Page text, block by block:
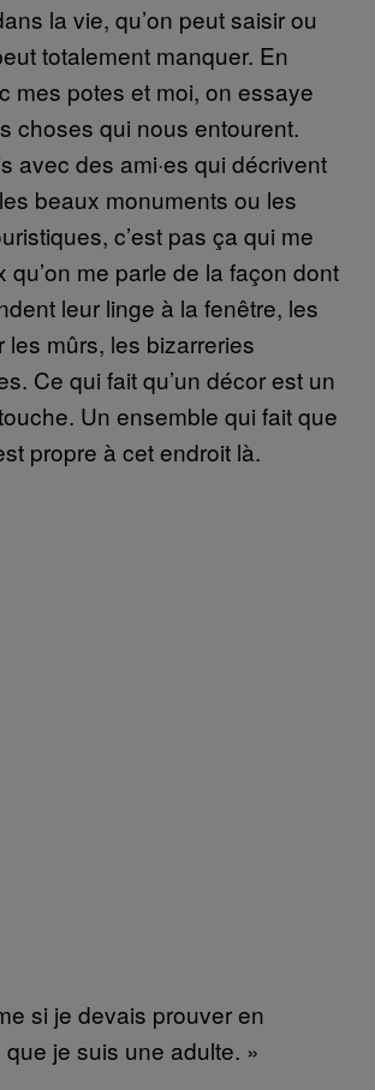
la vie, qu’on peut saisir ou
totalement manquer. En
mes potes et moi, on essaye
choses qui nous entourent.
avec des ami·es qui décrivent
beaux monuments ou les
c’est pas ça qui me
qu’on me parle de la façon dont
leur linge à la fenêtre, les
les mûrs, les bizarreries
Ce qui fait qu’un décor est un
Un ensemble qui fait que
propre à cet endroit là.
si je devais prouver en
je suis une adulte. »